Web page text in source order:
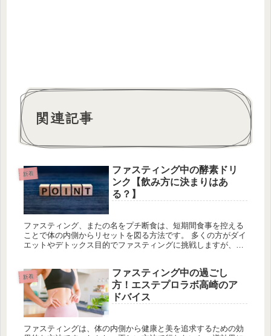
関連記事
新着
ファスティング中の酵素ドリ
ンク【飲み方に決まりはあ
る？】
ファスティング、またの名をプチ断食は、短期間食事を控える
ことで体の内側からリセットを図る方法です。 多くの方がダイ
エットやデトックス目的でファスティングに挑戦しますが、成
新着
ファスティング中の過ごし
方！エステプロラボ高崎のア
ドバイス
ファスティングは、体の内側から健康と美を追求するための効